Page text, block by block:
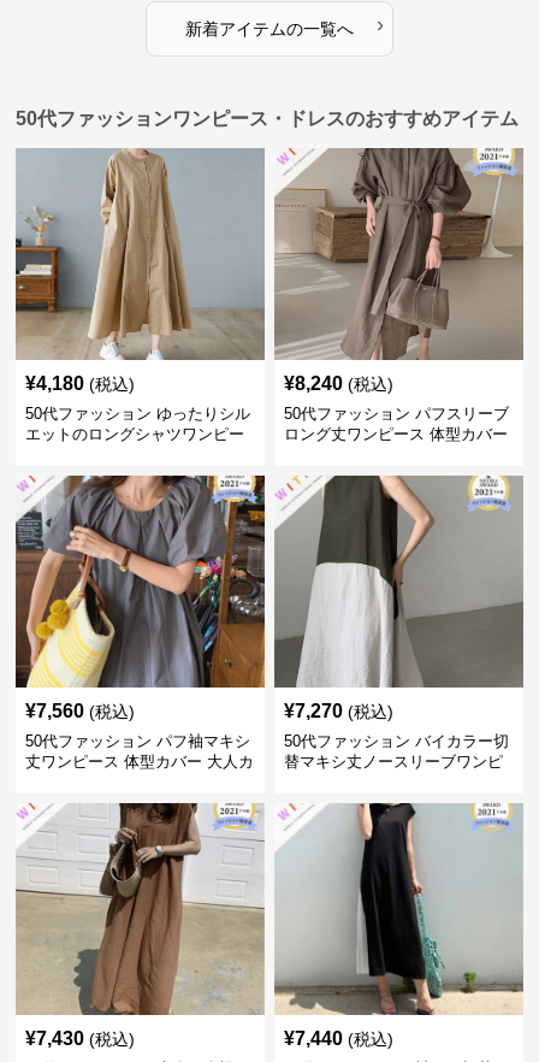
新着アイテムの一覧へ ›
50代ファッションワンピース・ドレスのおすすめアイテム
¥4,180 (税込)
50代ファッション ゆったりシル
エットのロングシャツワンピー
¥8,240 (税込)
50代ファッション パフスリーブ
ロング丈ワンピース 体型カバー
¥7,560 (税込)
50代ファッション パフ袖マキシ
丈ワンピース 体型カバー 大人カ
¥7,270 (税込)
50代ファッション バイカラー切
替マキシ丈ノースリーブワンピ
¥7,430 (税込) ¥7,440 (税込)